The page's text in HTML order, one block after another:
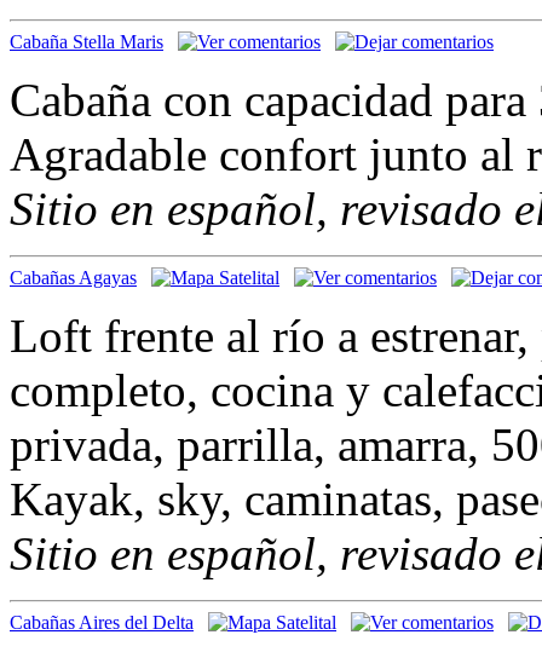
Cabaña Stella Maris
Cabaña con capacidad
Agradable confort junto al
Sitio en español, revisado
Cabañas Agayas
Loft frente al río a
completo, cocina y
privada, parrilla, amarra,
Kayak, sky, caminatas,
Sitio en español, revisado
Cabañas Aires del Delta